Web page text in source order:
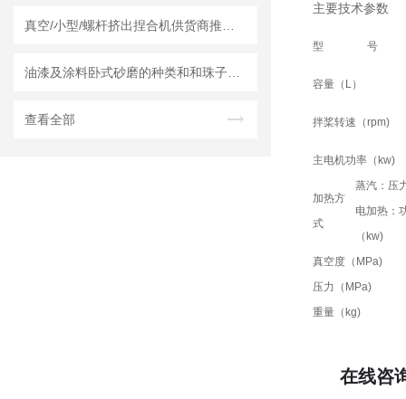
查看全部
主要技术参数
型 号
容量（L）
拌桨转速（rpm)
主电机功率（kw)
加热方
式
蒸汽：压
电加热：
（kw)
真空度（MPa)
压力（MPa)
重量（kg)
在线咨